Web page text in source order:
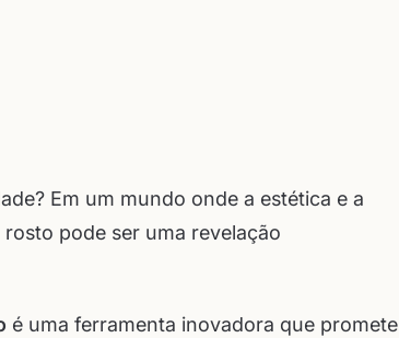
Em um mundo onde a estética e a
pode ser uma revelação
é uma ferramenta inovadora que promete